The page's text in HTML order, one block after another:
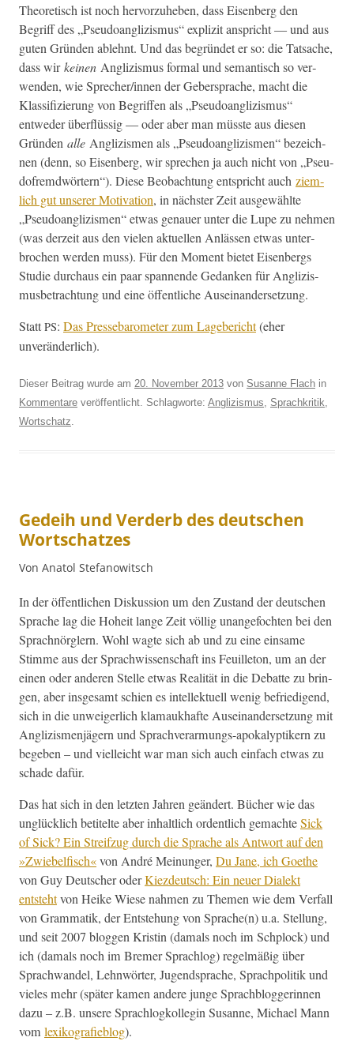
The­o­retisch ist noch her­vorzuheben, dass Eisen­berg den
Begriff des „Pseudoan­glizis­mus“ expliz­it anspricht — und aus
guten Grün­den ablehnt. Und das begrün­det er so: die Tat­sache,
dass wirkeinen Anglizis­mus for­mal und seman­tisch so ver­
wen­den, wie Sprecher/innen der Geber­sprache, macht die
Klas­si­fizierung von Begrif­f­en als „Pseudoan­glizis­mus“
entwed­er über­flüs­sig — oder aber man müsste aus diesen
Grün­den alle Anglizis­men als „Pseudoan­glizis­men“ beze­ich­
nen (denn, so Eisen­berg, wir sprechen ja auch nicht von „Pseu­
do­fremd­wörtern“). Diese Beobach­tung entspricht auch ziem­
lich gut unser­er Moti­va­tion, in näch­ster Zeit aus­gewählte
„Pseudoan­glizis­men“ etwas genauer unter die Lupe zu nehmen
(was derzeit aus den vie­len aktuellen Anlässen etwas unter­
brochen wer­den muss). Für den Moment bietet Eisen­bergs
Studie dur­chaus ein paar span­nende Gedanken für Anglizis­
mus­be­tra­ch­tung und eine öffentliche Auseinandersetzung.
StattPS: Das Presse­barom­e­ter zum Lage­bericht(eher
unveränderlich).
Dieser Beitrag wurde am 20. November 2013 von Susanne Flach in
Kommentare veröffentlicht. Schlagworte: Anglizismus Sprachkritik
Wortschatz
Gedeih und Verderb des deutschen
Wortschatzes
Von Anatol Stefanowitsch
In der öffentlichen Diskus­sion um den Zus­tand der deutschen
Sprache lag die Hoheit lange Zeit völ­lig unange­focht­en bei den
Sprach­nör­glern. Wohl wagte sich ab und zu eine ein­same
Stimme aus der Sprach­wis­senschaft ins Feuil­leton, um an der
einen oder anderen Stelle etwas Real­ität in die Debat­te zu brin­
gen, aber ins­ge­samt schien es intellek­tuell wenig befriedi­gend,
sich in die unweiger­lich kla­maukhafte Auseinan­der­set­zung mit
Anglizis­men­jägern und Sprachver­ar­mungs-apoka­lyp­tik­ern zu
begeben – und vielle­icht war man sich auch ein­fach etwas zu
schade dafür.
Das hat sich in den let­zten Jahren geän­dert. Büch­er wie das
unglück­lich betitelte aber inhaltlich ordentlich gemachteSick
of Sick? Ein Streifzug durch die Sprache als Antwort auf den
»Zwiebelfisch«von André Mei­n­unger, Du Jane, ich Goethe
von Guy Deutsch­er oderKiezdeutsch: Ein neuer Dialekt
entste­htvon Heike Wiese nah­men zu The­men wie dem Ver­fall
von Gram­matik, der Entste­hung von Sprache(n) u.a. Stel­lung,
und seit 2007 bloggen Kristin (damals noch im Sch­plock) und
ich (damals noch im Bre­mer Sprachlog) regelmäßig über
Sprach­wan­del, Lehn­wörter, Jugend­sprache, Sprach­poli­tik und
vieles mehr (später kamen andere junge Sprach­blog­gerin­nen
dazu – z.B. unsere Sprachlogkol­le­gin Susanne, Michael Mann
vom lexiko­grafieblog).